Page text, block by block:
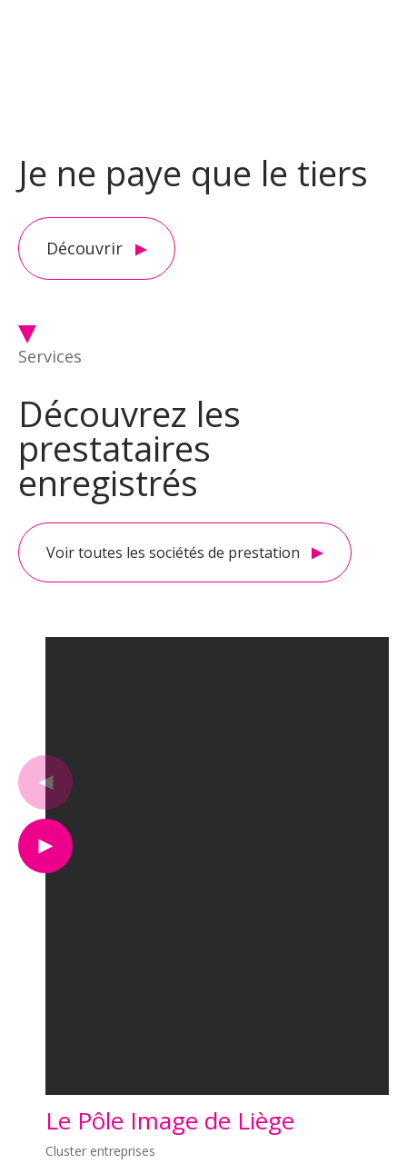
Je ne paye que le tiers
Découvrir
Services
Découvrez les
prestataires
enregistrés
Voir toutes les sociétés de prestation
Le Pôle Image de Liège
Cluster entreprises